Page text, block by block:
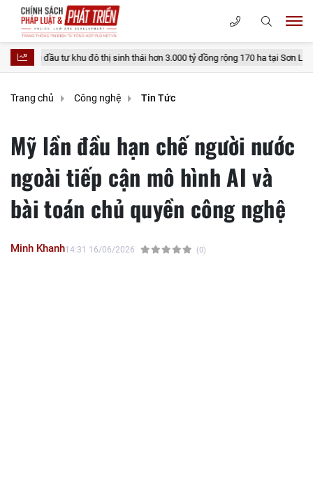
khu đô thị sinh thái hơn 3.000 tỷ đồng rộng 170 ha tại Sơn La Thủ
Trang chủ Công nghệ Tin Tức
Mỹ lần đầu hạn chế người nước
ngoài tiếp cận mô hình AI và
bài toán chủ quyền công nghệ
Minh Khanh14:31 16/06/2026 (0)